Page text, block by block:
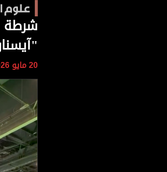
علوم
شرطة
"آيسنار
20 مايو 2026 19:37